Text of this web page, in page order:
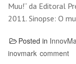
Muu!“ da Editoral
2011. Sinopse: O
Posted in
inovmark comment